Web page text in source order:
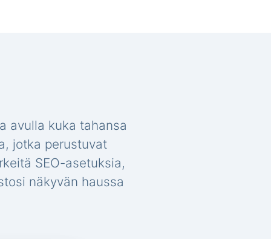
avulla kuka tahansa
jotka perustuvat
SEO-asetuksia,
näkyvän haussa